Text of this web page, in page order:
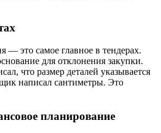
— это самое главное в тендерах.
для отклонения закупки.
что размер деталей указывается
написал сантиметры. Это
планирование